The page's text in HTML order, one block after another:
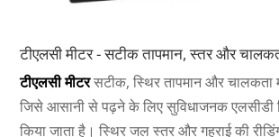
टीएलसी मीटर - सटीक तापमान, स्तर और
टीएलसी मीटरसटीक, स्थिर तापमान और चालकता
जिसे आसानी से पढ़ने के लिए सुविधाजनक एलसीडी
किया जाता है। स्थिर जल स्तर और गहराई की